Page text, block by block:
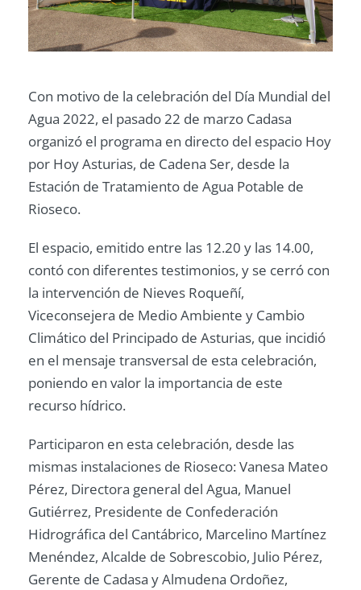
Con motivo de la celebración del Día Mundial del
Agua 2022, el pasado 22 de marzo Cadasa
organizó el programa en directo del espacio Hoy
por Hoy Asturias, de Cadena Ser, desde la
Estación de Tratamiento de Agua Potable de
Rioseco.
El espacio, emitido entre las 12.20 y las 14.00,
contó con diferentes testimonios, y se cerró con
la intervención de Nieves Roqueñí,
Viceconsejera de Medio Ambiente y Cambio
Climático del Principado de Asturias, que incidió
en el mensaje transversal de esta celebración,
poniendo en valor la importancia de este
recurso hídrico.
Participaron en esta celebración, desde las
mismas instalaciones de Rioseco: Vanesa Mateo
Pérez, Directora general del Agua, Manuel
Gutiérrez, Presidente de Confederación
Hidrográfica del Cantábrico, Marcelino Martínez
Menéndez, Alcalde de Sobrescobio, Julio Pérez,
Gerente de Cadasa y Almudena Ordoñez,